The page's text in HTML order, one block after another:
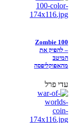
Zombie 100
– להפיק את
המיטב
מהאפוקליפסה
עדי פרל